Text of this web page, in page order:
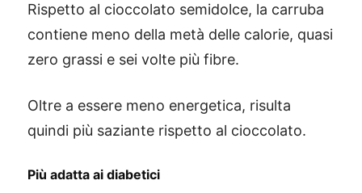
Rispetto al cioccolato semidolce, la carruba
contiene meno della metà delle calorie, quasi
zero grassi e sei volte più fibre.
Oltre a essere meno energetica, risulta
quindi più saziante rispetto al cioccolato.
Più adatta ai diabetici